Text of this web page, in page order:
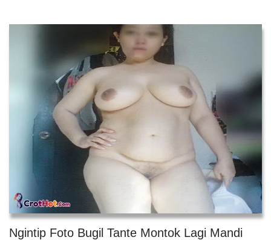
Ngintip Foto Bugil Tante Montok Lagi Mandi